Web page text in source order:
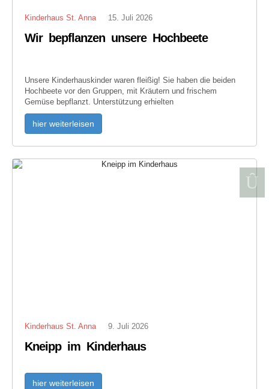
Kinderhaus St. Anna 15. Juli 2026
Wir bepflanzen unsere Hochbeete
Unsere Kinderhauskinder waren fleißig! Sie haben die beiden
Hochbeete vor den Gruppen, mit Kräutern und frischem
Gemüse bepflanzt. Unterstützung erhielten
hier weiterleisen
Kinderhaus St. Anna 9. Juli 2026
Kneipp im Kinderhaus
hier weiterleisen